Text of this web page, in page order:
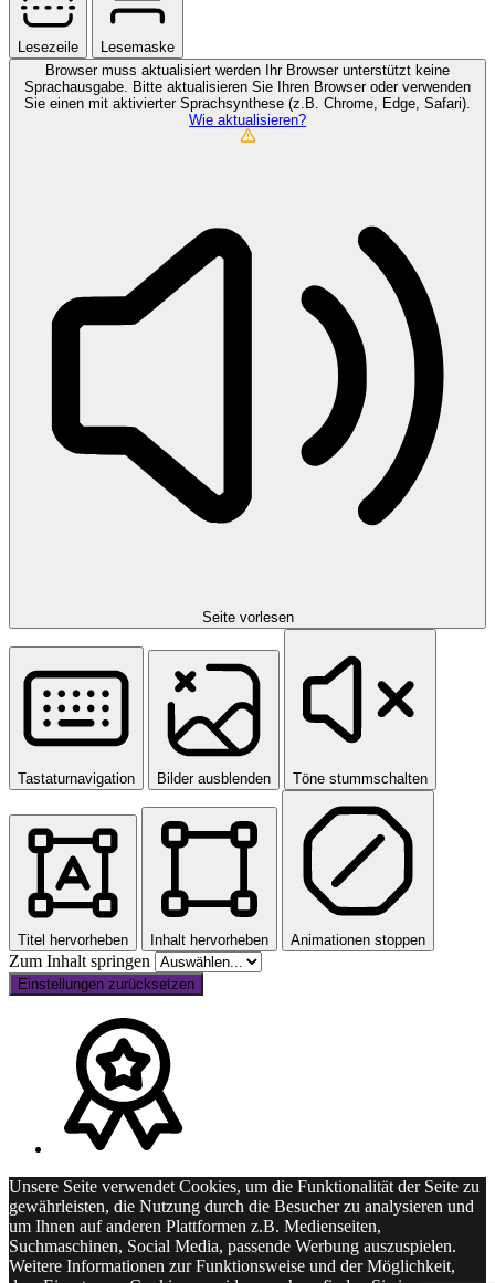
Lesezeile
Lesemaske
Browser muss aktualisiert werden Ihr Browser unterstützt keine
Sprachausgabe. Bitte aktualisieren Sie Ihren Browser oder verwenden
Sie einen mit aktivierter Sprachsynthese (z.B. Chrome, Edge, Safari).
Wie aktualisieren?
Seite vorlesen
Tastaturnavigation Bilder ausblenden Töne stummschalten
Titel hervorheben Inhalt hervorheben Animationen stoppen
Zum Inhalt springen
Einstellungen zurücksetzen
Unsere Seite verwendet Cookies, um die Funktionalität der Seite zu
gewährleisten, die Nutzung durch die Besucher zu analysieren und
um Ihnen auf anderen Plattformen z.B. Medienseiten,
Suchmaschinen, Social Media, passende Werbung auszuspielen.
Weitere Informationen zur Funktionsweise und der Möglichkeit,